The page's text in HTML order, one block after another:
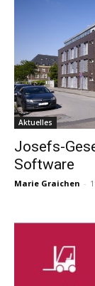
Aktuelles
Josefs-
Software
Marie Graichen -